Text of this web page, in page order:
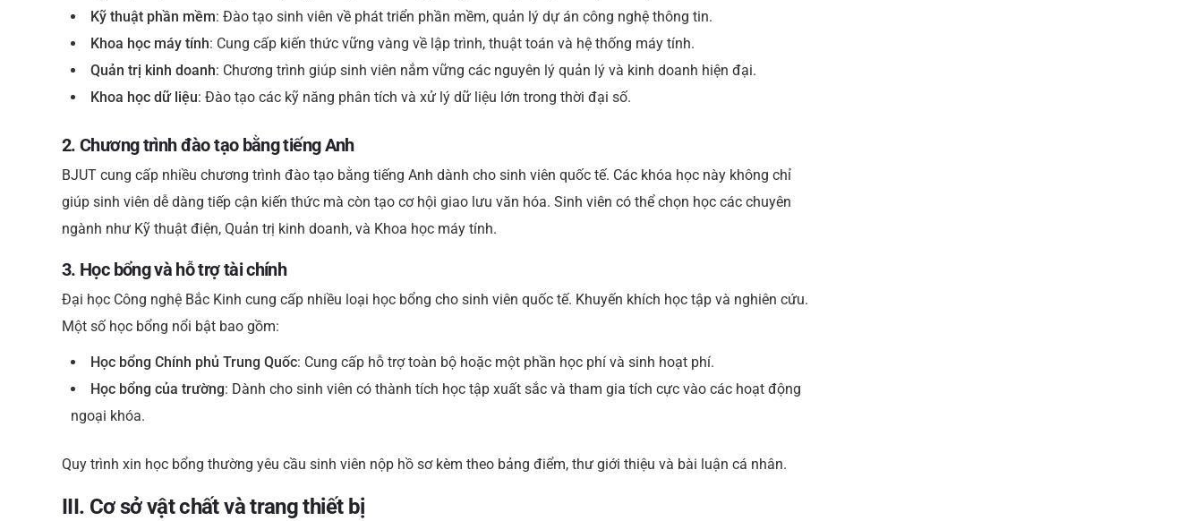
Kỹ thuật phần mềm: Đào tạo sinh viên về phát triển phần mềm, quản lý dự án công nghệ thông tin.
Khoa học máy tính: Cung cấp kiến thức vững vàng về lập trình, thuật toán và hệ thống máy tính.
Quản trị kinh doanh: Chương trình giúp sinh viên nắm vững các nguyên lý quản lý và kinh doanh hiện đại.
Khoa học dữ liệu: Đào tạo các kỹ năng phân tích và xử lý dữ liệu lớn trong thời đại số.
2. Chương trình đào tạo bằng tiếng Anh
BJUT cung cấp nhiều chương trình đào tạo bằng tiếng Anh dành cho sinh viên quốc tế. Các khóa học này không chỉ
giúp sinh viên dễ dàng tiếp cận kiến thức mà còn tạo cơ hội giao lưu văn hóa. Sinh viên có thể chọn học các chuyên
ngành như Kỹ thuật điện, Quản trị kinh doanh, và Khoa học máy tính.
3. Học bổng và hỗ trợ tài chính
Đại học Công nghệ Bắc Kinh cung cấp nhiều loại học bổng cho sinh viên quốc tế. Khuyến khích học tập và nghiên cứu.
Một số học bổng nổi bật bao gồm:
Học bổng Chính phủ Trung Quốc: Cung cấp hỗ trợ toàn bộ hoặc một phần học phí và sinh hoạt phí.
Học bổng của trường: Dành cho sinh viên có thành tích học tập xuất sắc và tham gia tích cực vào các hoạt động
ngoại khóa.
Quy trình xin học bổng thường yêu cầu sinh viên nộp hồ sơ kèm theo bảng điểm, thư giới thiệu và bài luận cá nhân.
III. Cơ sở vật chất và trang thiết bị